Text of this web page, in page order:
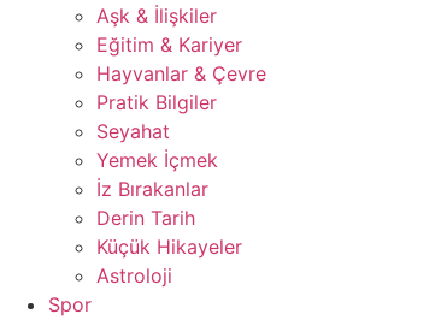
Aşk & İlişkiler
Eğitim & Kariyer
Hayvanlar & Çevre
Pratik Bilgiler
Seyahat
Yemek İçmek
İz Bırakanlar
Derin Tarih
Küçük Hikayeler
Astroloji
Spor